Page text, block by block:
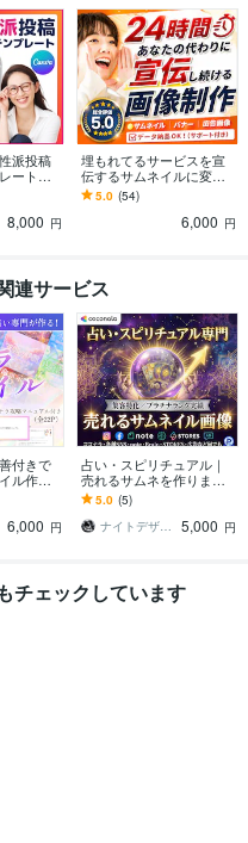
派投稿
ート作
込み！
！固定
8,000 円
埋もれてるサービスを宣
伝するサムネイルに変え
ます 【事業主の方】内容
を整理して、魅力が伝わ
るサムネをご提案！
5.0 (54)
6,000 円
連サービス
付きで
ル作成
1ページ
コナラ
ます
6,000 円
占い・スピリチュアル｜
売れるサムネを作ります
ココナラ/SNS/メルカリ/Br
ain/STORES/広告
5.0 (5)
ナイトデザイナー
5,000 円
チェックしています